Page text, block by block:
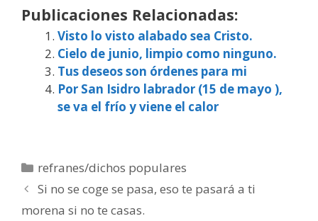
Publicaciones Relacionadas:
Visto lo visto alabado sea Cristo.
Cielo de junio, limpio como ninguno.
Tus deseos son órdenes para mi
Por San Isidro labrador (15 de mayo ),
se va el frío y viene el calor
Categorías
refranes/dichos populares
Si no se coge se pasa, eso te pasará a ti
morena si no te casas.